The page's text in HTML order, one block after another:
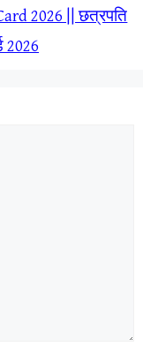
2026 || छत्रपति
2026